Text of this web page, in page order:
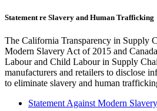
Statement re Slavery and Human Trafficking
The California Transparency in Supply
Modern Slavery Act of 2015 and
Labour and Child Labour in Supply
manufacturers and retailers to disclose
to eliminate slavery and human
Statement Against Modern